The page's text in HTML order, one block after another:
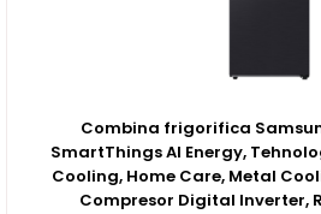
Combina frigorifica
SmartThings AI Energy,
Cooling, Home Care, Metal
Compresor Digital Inverter,